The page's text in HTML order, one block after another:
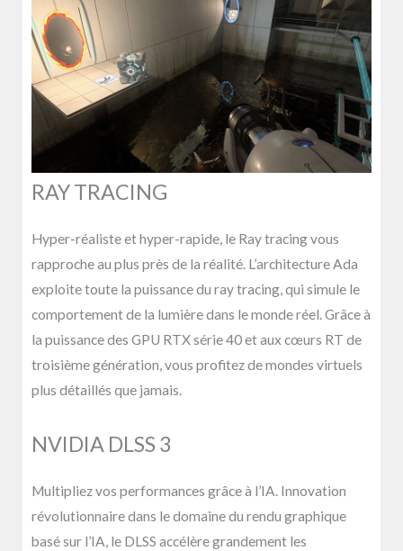
RAY TRACING
Hyper-réaliste et hyper-rapide, le Ray tracing vous
rapproche au plus près de la réalité. L’architecture Ada
exploite toute la puissance du ray tracing, qui simule le
comportement de la lumière dans le monde réel. Grâce à
la puissance des GPU RTX série 40 et aux cœurs RT de
troisième génération, vous profitez de mondes virtuels
plus détaillés que jamais.
NVIDIA DLSS 3
Multipliez vos performances grâce à l’IA. Innovation
révolutionnaire dans le domaine du rendu graphique
basé sur l’IA, le DLSS accélère grandement les